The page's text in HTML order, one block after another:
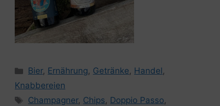
Kategorien
Bier, Ernährung, Getränke, Handel,
Knabbereien
Schlagwörter
Champagner, Chips, Doppio Passo,